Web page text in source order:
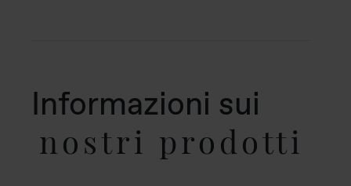
Informazioni sui
nostri prodotti